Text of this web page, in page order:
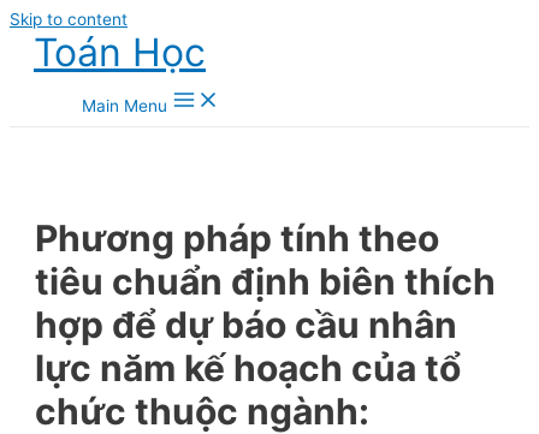
Skip to content
Toán Học
Main Menu
Phương pháp tính theo
tiêu chuẩn định biên thích
hợp để dự báo cầu nhân
lực năm kế hoạch của tổ
chức thuộc ngành: